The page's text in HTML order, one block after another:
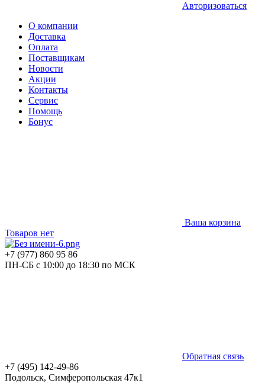
Авторизоваться
О компании
Доставка
Оплата
Поставщикам
Новости
Акции
Контакты
Сервис
Помощь
Бонус
Ваша корзина
Товаров нет
+7 (977) 860 95 86
ПН-СБ с 10:00 до 18:30 по МСК
Обратная связь
+7 (495) 142-49-86
Подольск, Симферопольская 47к1